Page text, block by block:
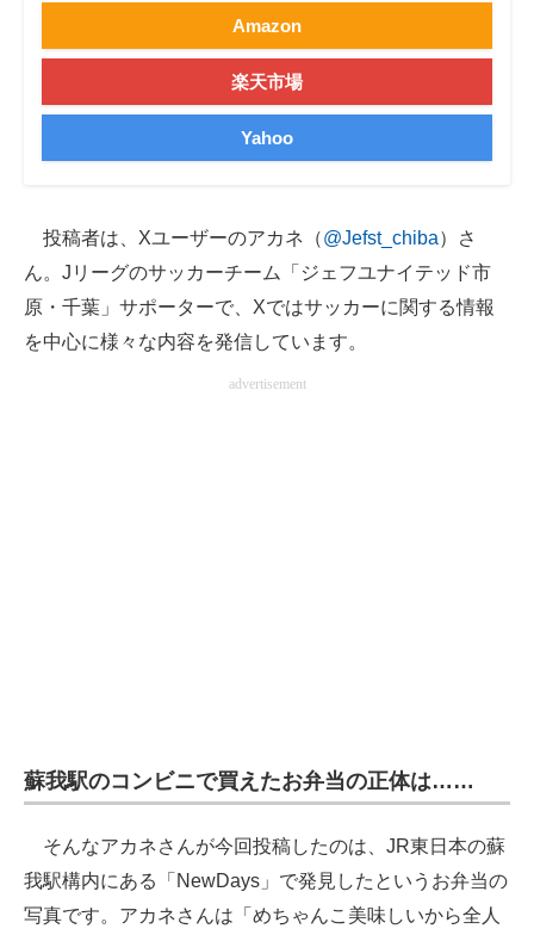
ITエンジニア向け専門サイト
製造業のIT導入・活用を支援
モノづくり技術者専門サイト
エレクトロニクス専門サイト
Amazon
楽天市場
Yahoo
投稿者は、Xユーザーのアカネ（@Jefst_chiba）さ
ん。Jリーグのサッカーチーム「ジェフユナイテッド市
原・千葉」サポーターで、Xではサッカーに関する情報
を中心に様々な内容を発信しています。
advertisement
蘇我駅のコンビニで買えたお弁当の正体は……
そんなアカネさんが今回投稿したのは、JR東日本の蘇
我駅構内にある「NewDays」で発見したというお弁当の
写真です。アカネさんは「めちゃんこ美味しいから全人